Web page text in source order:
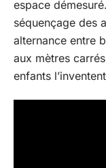
espace
séquençage des
alternance entre
aux mètres
enfants